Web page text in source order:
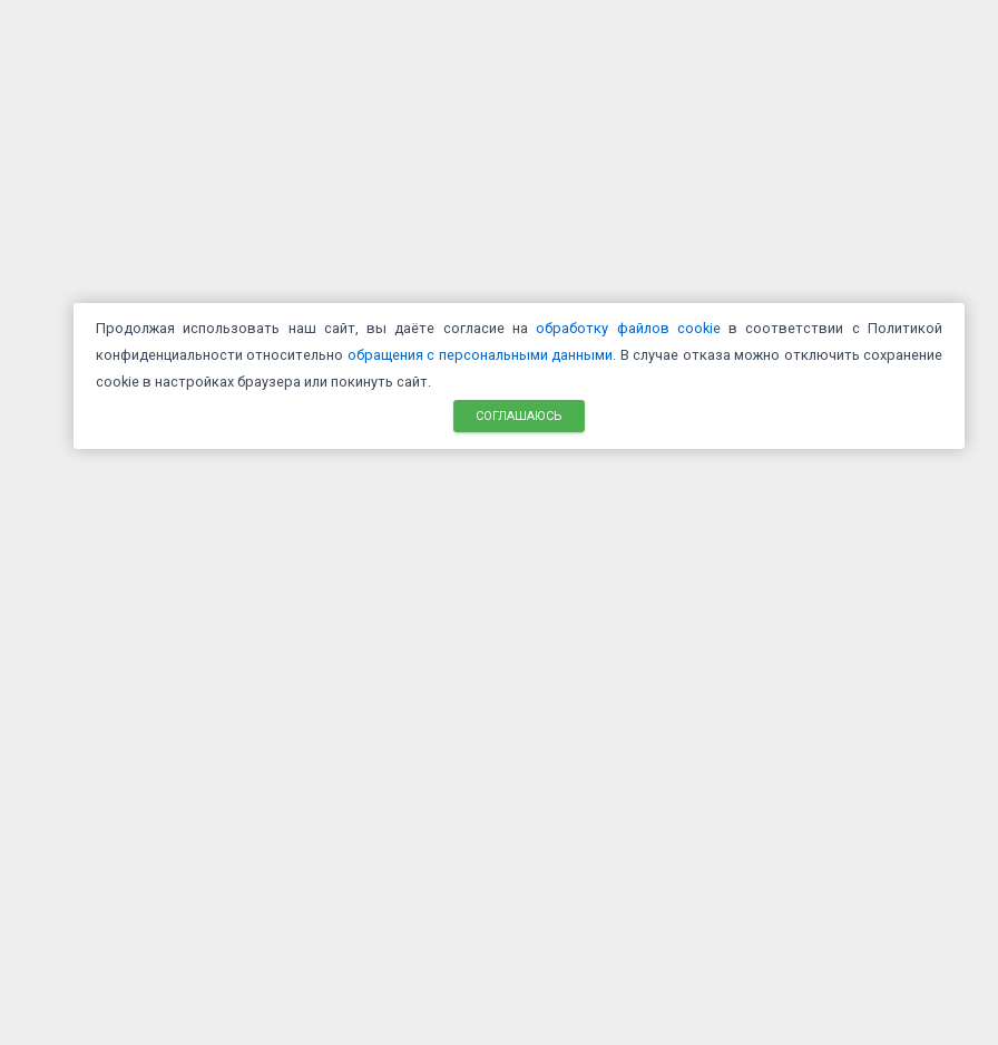
Продолжая использовать наш сайт, вы даёте согласие наобработку файлов cookieв соответствии с Политикой
конфиденциальности относительно обращения с персональными данными. В случае отказа можно отключить сохранение
cookie в настройках браузера или покинуть сайт.
СОГЛАШАЮСЬ